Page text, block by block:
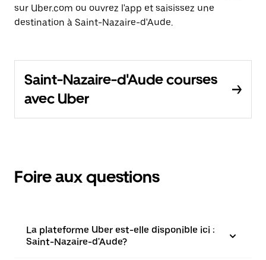
sur Uber.com ou ouvrez l'app et saisissez une
destination à Saint-Nazaire-d'Aude.
Saint-Nazaire-d'Aude courses
avec Uber
Foire aux questions
La plateforme Uber est-elle disponible ici :
Saint-Nazaire-d'Aude?